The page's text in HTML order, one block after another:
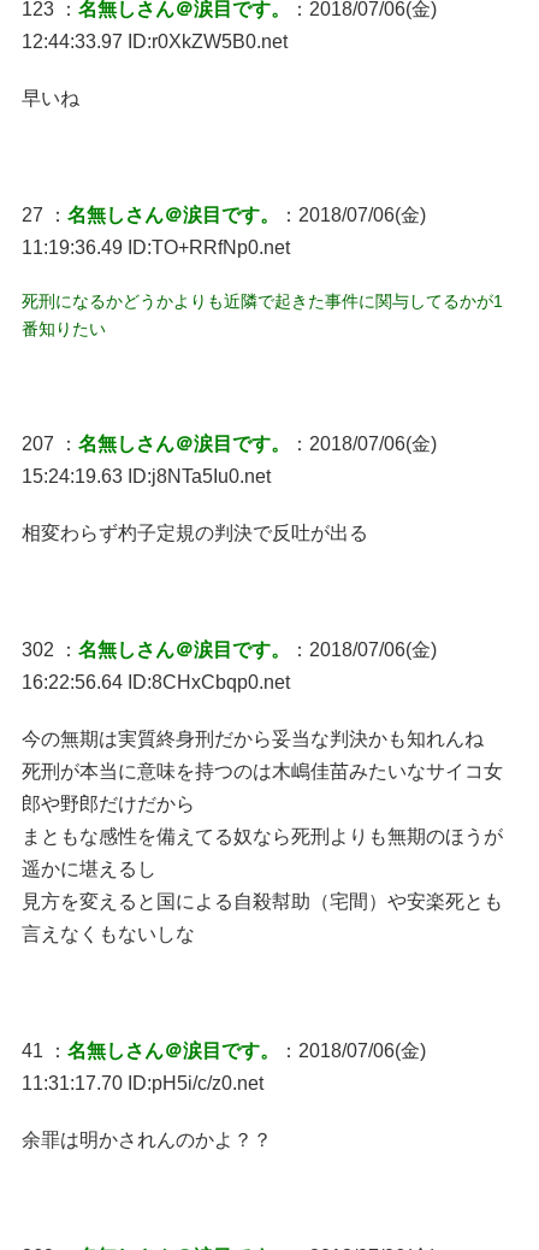
123 ： 名無しさん＠涙目です。
：2018/07/06(金)
12:44:33.97 ID:r0XkZW5B0.net
早いね
27 ： 名無しさん＠涙目です。
：2018/07/06(金)
11:19:36.49 ID:TO+RRfNp0.net
死刑になるかどうかよりも近隣で起きた事件に関与してるかが1
番知りたい
207 ： 名無しさん＠涙目です。
：2018/07/06(金)
15:24:19.63 ID:j8NTa5Iu0.net
相変わらず杓子定規の判決で反吐が出る
302 ： 名無しさん＠涙目です。
：2018/07/06(金)
16:22:56.64 ID:8CHxCbqp0.net
今の無期は実質終身刑だから妥当な判決かも知れんね
死刑が本当に意味を持つのは木嶋佳苗みたいなサイコ女
郎や野郎だけだから
まともな感性を備えてる奴なら死刑よりも無期のほうが
遥かに堪えるし
見方を変えると国による自殺幇助（宅間）や安楽死とも
言えなくもないしな
41 ： 名無しさん＠涙目です。
：2018/07/06(金)
11:31:17.70 ID:pH5i/c/z0.net
余罪は明かされんのかよ？？